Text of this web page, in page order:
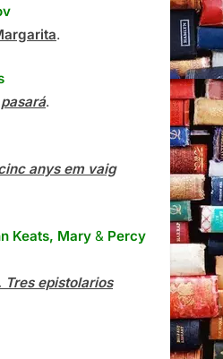
.
.
anys em vaig
Keats, Mary & Percy
Tres epistolarios